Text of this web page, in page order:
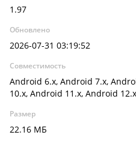
1.97
Обновлено
2026-07-31 03:19:52
Совместимость
Android 6.x, Android 7.x,
10.x, Android 11.x, Android
Размер
22.16 МБ